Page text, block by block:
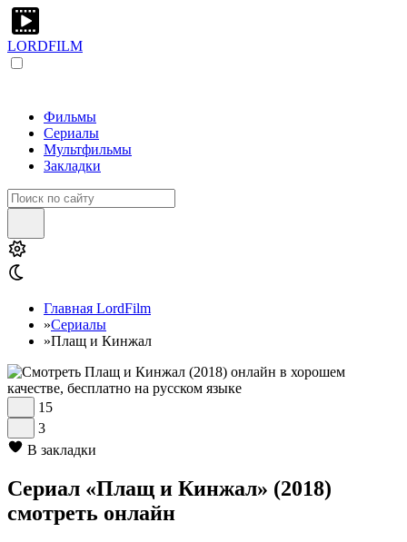
LORDFILM
Фильмы
Сериалы
Мультфильмы
Закладки
Главная LordFilm
»Сериалы
»Плащ и Кинжал
15
3
В закладки
Сериал «Плащ и Кинжал» (2018)
смотреть онлайн